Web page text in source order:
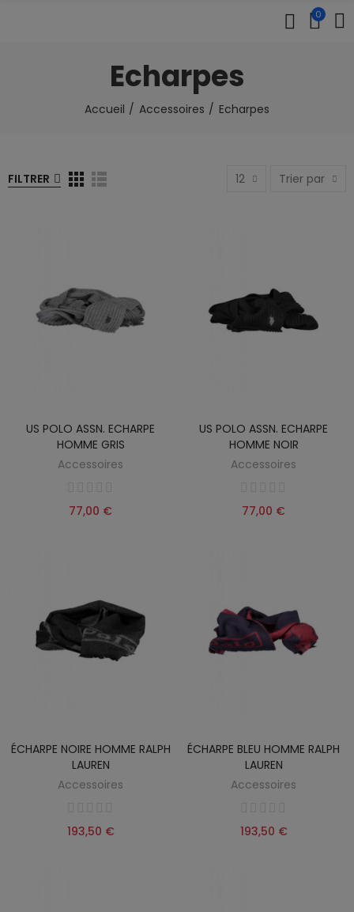
0
Echarpes
Accueil Accessoires Echarpes
FILTRER 12 Trier par
US POLO ASSN. ECHARPE
HOMME GRIS
Accessoires
77,00 €
US POLO ASSN. ECHARPE
HOMME NOIR
Accessoires
77,00 €
ÉCHARPE NOIRE HOMME RALPH
LAUREN
Accessoires
193,50 €
ÉCHARPE BLEU HOMME RALPH
LAUREN
Accessoires
193,50 €